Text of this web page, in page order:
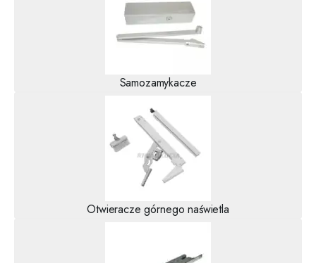
Samozamykacze
Otwieracze górnego naświetla